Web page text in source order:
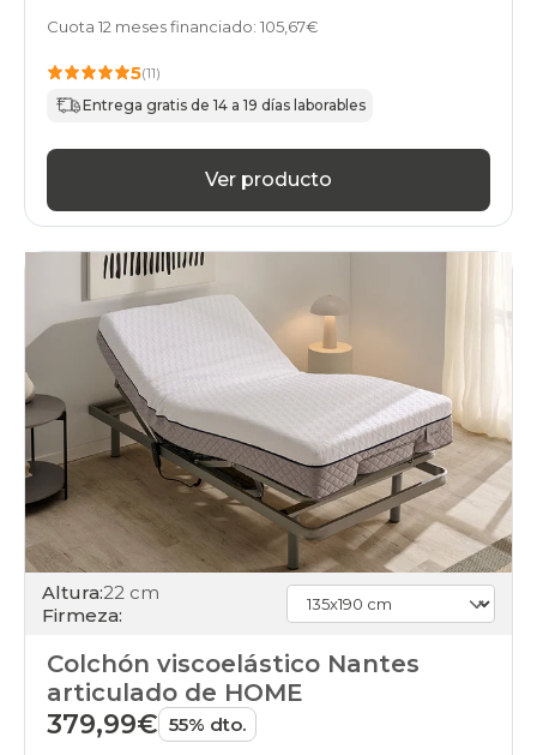
Cuota 12 meses financiado: 105,67€
5(11)
Entrega gratis de 14 a 19 días laborables
Ver producto
Altura:22 cm
Firmeza:
Colchón viscoelástico Nantes
articulado de HOME
379,99€ 55% dto.